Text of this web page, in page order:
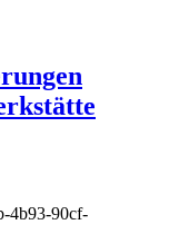
4b93-90cf-